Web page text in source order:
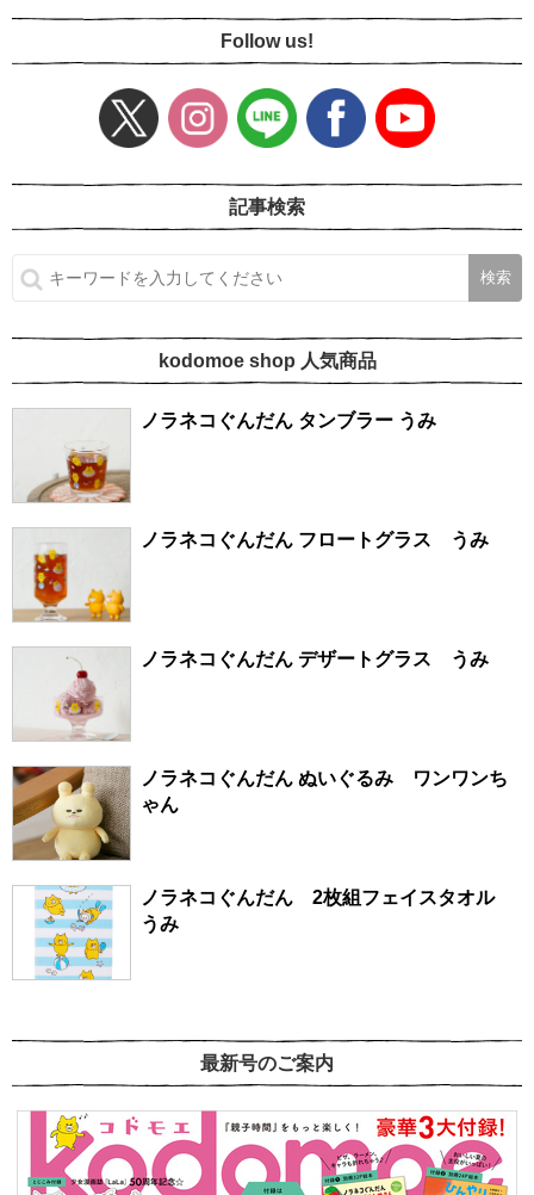
Follow us!
記事検索
kodomoe shop 人気商品
ノラネコぐんだん タンブラー うみ
ノラネコぐんだん フロートグラス うみ
ノラネコぐんだん デザートグラス うみ
ノラネコぐんだん ぬいぐるみ ワンワンち
ゃん
ノラネコぐんだん 2枚組フェイスタオル
うみ
最新号のご案内